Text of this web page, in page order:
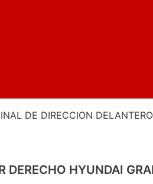
DE DIRECCION
DERECHO HYUNDAI